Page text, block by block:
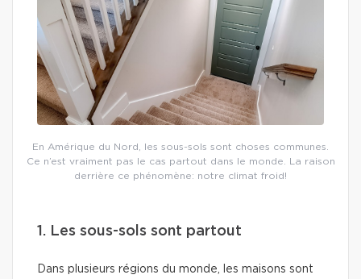
En Amérique du Nord, les sous-sols sont choses communes.
Ce n’est vraiment pas le cas partout dans le monde. La raison
derrière ce phénomène: notre climat froid!
1. Les sous-sols sont partout
Dans plusieurs régions du monde, les maisons sont